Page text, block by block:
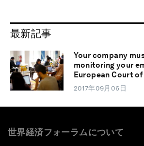
最新記事
Your company
monitoring your
European Court
2017年09月06日
世界経済フォーラムについて